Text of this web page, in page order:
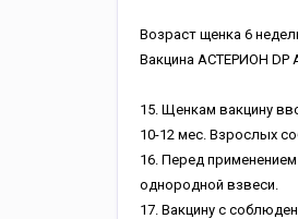
Возраст щенка 6
Вакцина АСТЕРИОН DP
15. Щенкам вакцину
10-12 мес. Взрослых
16. Перед
однородной взвеси.
17. Вакцину с